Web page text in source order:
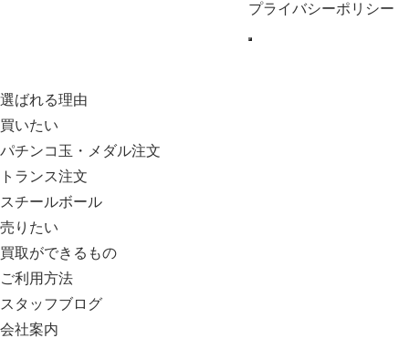
プライバシーポリシー
選ばれる理由
買いたい
パチンコ玉・メダル注文
トランス注文
スチールボール
売りたい
買取ができるもの
ご利用方法
スタッフブログ
会社案内